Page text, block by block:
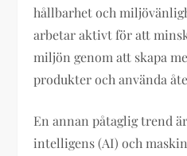
hållbarhet och
arbetar aktivt för att
miljön genom att skapa
produkter och använda
En annan påtaglig trend
intelligens (AI) och